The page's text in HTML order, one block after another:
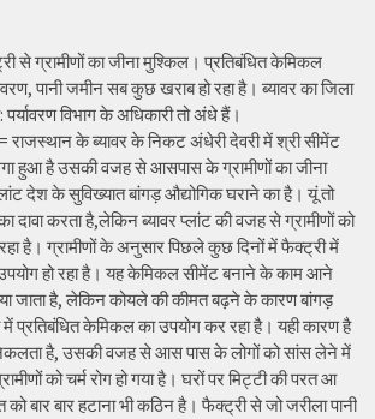
से ग्रामीणों का जीना मुश्किल। प्रतिबंधित केमिकल
पानी जमीन सब कुछ खराब हो रहा है। ब्यावर का जिला
विभाग के अधिकारी तो अंधे हैं।
के ब्यावर के निकट अंधेरी देवरी में श्री सीमेंट
हुआ है उसकी वजह से आसपास के ग्रामीणों का जीना
देश के सुविख्यात बांगड़ औद्योगिक घराने का है। यूं तो
दावा करता है,लेकिन ब्यावर प्लांट की वजह से ग्रामीणों को
है। ग्रामीणों के अनुसार पिछले कुछ दिनों में फैक्ट्री में
हो रहा है। यह केमिकल सीमेंट बनाने के काम आने
जाता है, लेकिन कोयले की कीमत बढ़ने के कारण बांगड़
प्रतिबंधित केमिकल का उपयोग कर रहा है। यही कारण है
है, उसकी वजह से आस पास के लोगों को सांस लेने में
को चर्म रोग हो गया है। घरों पर मिट्टी की परत आ
बार बार हटाना भी कठिन है। फैक्ट्री से जो जरीला पानी